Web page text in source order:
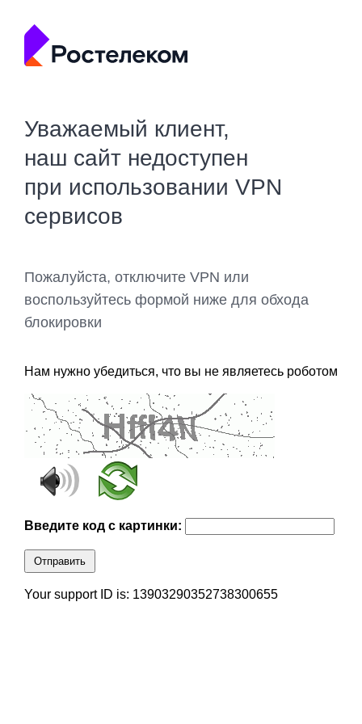
Уважаемый клиент,
наш сайт недоступен
при использовании VPN
сервисов
Пожалуйста, отключите VPN или
воспользуйтесь формой ниже для обхода
блокировки
Нам нужно убедиться, что вы не являетесь роботом
Введите код с картинки:
Отправить
Your support ID is: 13903290352738300655